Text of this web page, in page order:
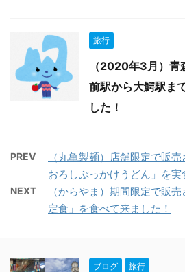
旅行
（2020年3月）青
前駅から大鰐駅ま
した！
PREV
（丸亀製麺）店舗限定で販
おろしぶっかけうどん」を実
NEXT
（からやま）期間限定で販
定食」を食べて来ました！
ブログ 旅行